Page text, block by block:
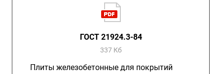
ГОСТ 21924.3-84
337 Кб
Плиты железобетонные для покрытий